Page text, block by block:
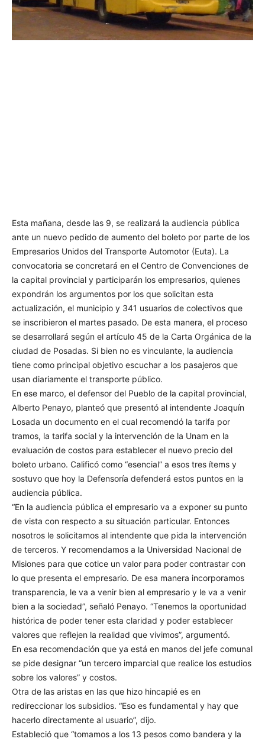
Esta mañana, desde las 9, se realizará la audiencia pública
ante un nuevo pedido de aumento del boleto por parte de los
Empresarios Unidos del Transporte Automotor (Euta). La
convocatoria se concretará en el Centro de Convenciones de
la capital provincial y participarán los empresarios, quienes
expondrán los argumentos por los que solicitan esta
actualización, el municipio y 341 usuarios de colectivos que
se inscribieron el martes pasado. De esta manera, el proceso
se desarrollará según el artículo 45 de la Carta Orgánica de la
ciudad de Posadas. Si bien no es vinculante, la audiencia
tiene como principal objetivo escuchar a los pasajeros que
usan diariamente el transporte público.
En ese marco, el defensor del Pueblo de la capital provincial,
Alberto Penayo, planteó que presentó al intendente Joaquín
Losada un documento en el cual recomendó la tarifa por
tramos, la tarifa social y la intervención de la Unam en la
evaluación de costos para establecer el nuevo precio del
boleto urbano. Calificó como “esencial” a esos tres ítems y
sostuvo que hoy la Defensoría defenderá estos puntos en la
audiencia pública.
“En la audiencia pública el empresario va a exponer su punto
de vista con respecto a su situación particular. Entonces
nosotros le solicitamos al intendente que pida la intervención
de terceros. Y recomendamos a la Universidad Nacional de
Misiones para que cotice un valor para poder contrastar con
lo que presenta el empresario. De esa manera incorporamos
transparencia, le va a venir bien al empresario y le va a venir
bien a la sociedad”, señaló Penayo. “Tenemos la oportunidad
histórica de poder tener esta claridad y poder establecer
valores que reflejen la realidad que vivimos”, argumentó.
En esa recomendación que ya está en manos del jefe comunal
se pide designar “un tercero imparcial que realice los estudios
sobre los valores” y costos.
Otra de las aristas en las que hizo hincapié es en
redireccionar los subsidios. “Eso es fundamental y hay que
hacerlo directamente al usuario”, dijo.
Estableció que “tomamos a los 13 pesos como bandera y la